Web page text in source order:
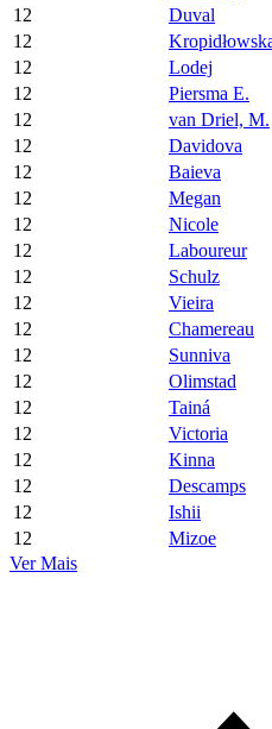
12
Duval
12
12
Lodej
12
Piersma E.
12
van Driel, M.
12
Davidova
12
Baieva
12
Megan
12
Nicole
12
Laboureur
12
Schulz
12
Vieira
12
Chamereau
12
Sunniva
12
Olimstad
12
Tainá
12
Victoria
12
Kinna
12
Descamps
12
Ishii
12
Mizoe
Ver Mais